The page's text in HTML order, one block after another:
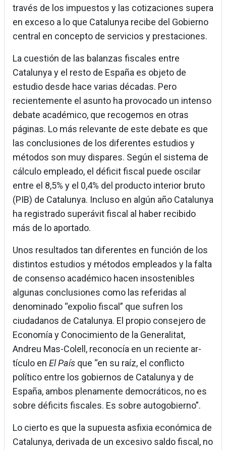
través de los impuestos y las cotizaciones supera
en exceso a lo que Catalunya recibe del Gobierno
central en concepto de servicios y prestaciones.
La cuestión de las balanzas fiscales entre
Catalunya y el resto de España es objeto de
estudio desde hace varias décadas. Pero
recientemente el asunto ha provocado un intenso
debate académico, que recogemos en otras
páginas. Lo más relevante de este debate es que
las conclusiones de los diferentes estudios y
métodos son muy dispares. Según el sistema de
cálculo empleado, el déficit fiscal puede oscilar
entre el 8,5% y el 0,4% del producto interior bruto
(PIB) de Catalunya. Incluso en algún año Catalunya
ha registrado superávit fiscal al haber recibido
más de lo aportado.
Unos resultados tan diferentes en función de los
distintos estudios y métodos empleados y la falta
de consenso académico hacen insostenibles
algunas conclusiones como las referidas al
denominado “expolio fiscal” que sufren los
ciudadanos de Catalunya. El propio consejero de
Economía y Conocimiento de la Generalitat,
Andreu Mas-Colell, reconocía en un reciente ar-
tículo en El País que “en su raíz, el conflicto
político entre los gobiernos de Catalunya y de
España, ambos plenamente democráticos, no es
sobre déficits fiscales. Es sobre autogobierno”.
Lo cierto es que la supuesta asfixia económica de
Catalunya, derivada de un excesivo saldo fiscal, no